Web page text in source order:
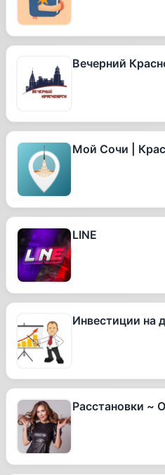
Вечерний
Мой Сочи |
LINE
Инвестиции на
Расстановки ~